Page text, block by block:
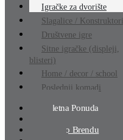
Igračke za dvorište
Slagalice / Konstruktori
Društvene igre
Sitne igračke (displeji,
blisteri)
Home / decor / school
Poslednji komadi
Kompletna Ponuda
Pretraga Po Brendu